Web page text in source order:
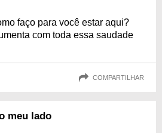
faço para você estar aqui?
com toda essa saudade
COMPARTILHAR
meu lado